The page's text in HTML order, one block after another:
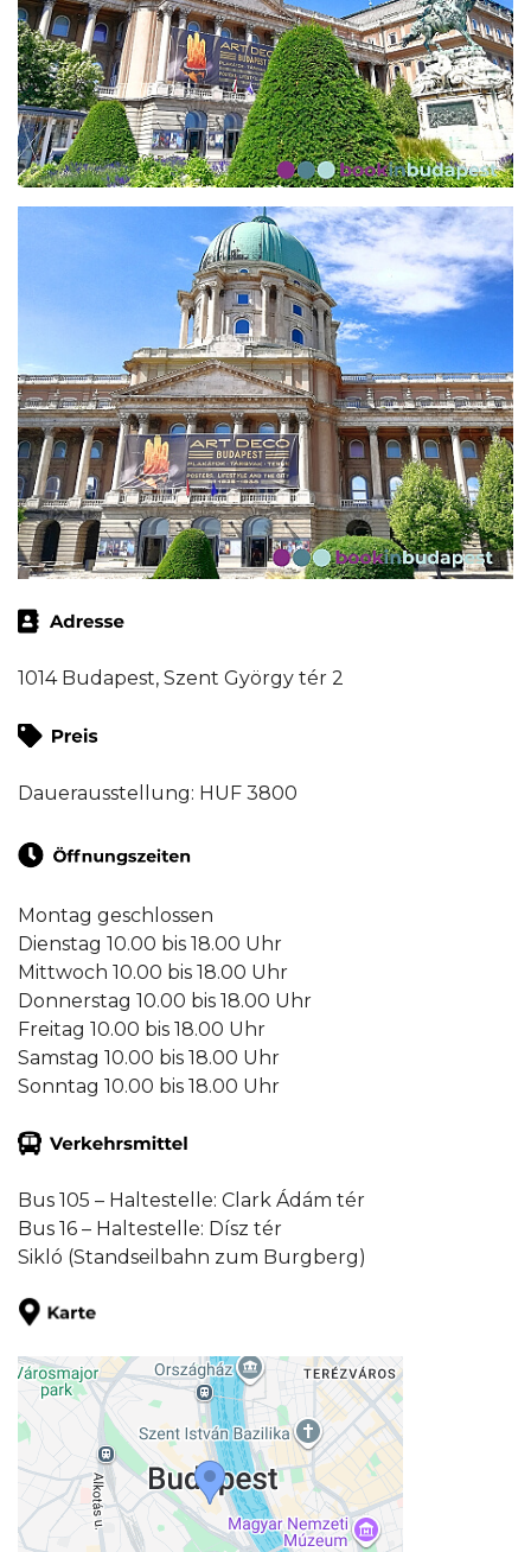
1014 Budapest, Szent György tér 2
Dauerausstellung: HUF 3800
Montag geschlossen
Dienstag 10.00 bis 18.00 Uhr
Mittwoch 10.00 bis 18.00 Uhr
Donnerstag 10.00 bis 18.00 Uhr
Freitag 10.00 bis 18.00 Uhr
Samstag 10.00 bis 18.00 Uhr
Sonntag 10.00 bis 18.00 Uhr
Bus 105 – Haltestelle: Clark Ádám tér
Bus 16 – Haltestelle: Dísz tér
Sikló (Standseilbahn zum Burgberg)